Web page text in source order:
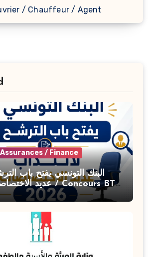
/ Chauffeur / Agent
/ Finance
البنك التونسي يفتح باب
Tunisie 2026